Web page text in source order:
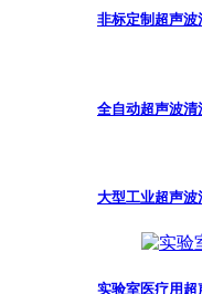
非标定制超声波
全自动超声波清
大型工业超声波
实验室医疗用